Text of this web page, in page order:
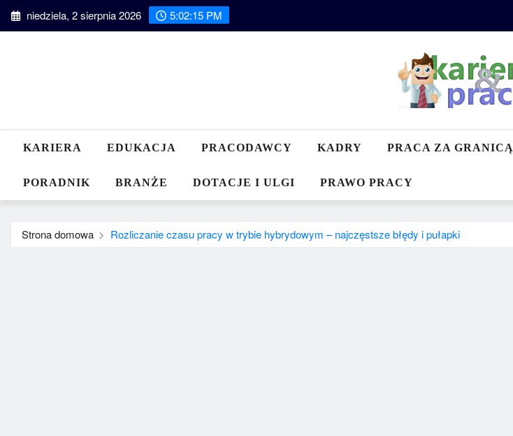
Przeskocz
do
niedziela, 2 sierpnia 2026 5:02:16 PM
KARIERA EDUKACJA PRACODAWCY KADRY PRACA ZA GRANICĄ
PORADNIK BRANŻE DOTACJE I ULGI PRAWO PRACY
Strona domowa Rozliczanie czasu pracy w trybie hybrydowym – najczęstsze błędy i pułapki